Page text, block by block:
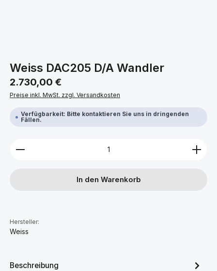
Weiss DAC205 D/A Wandler
Regulärer Preis:
2.730,00 €
Preise inkl. MwSt. zzgl. Versandkosten
Verfügbarkeit: Bitte kontaktieren Sie uns in dringenden
Fällen.
Produkt Anzahl: Gib den gewünschten Wert ein
In den Warenkorb
Hersteller:
Weiss
Beschreibung